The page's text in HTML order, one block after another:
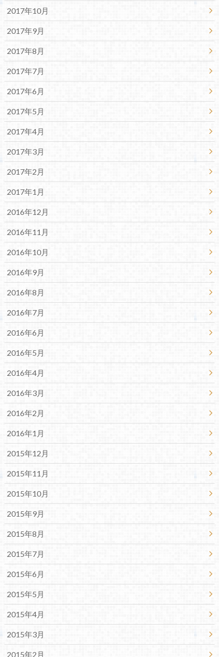
2017年10月
2017年9月
2017年8月
2017年7月
2017年6月
2017年5月
2017年4月
2017年3月
2017年2月
2017年1月
2016年12月
2016年11月
2016年10月
2016年9月
2016年8月
2016年7月
2016年6月
2016年5月
2016年4月
2016年3月
2016年2月
2016年1月
2015年12月
2015年11月
2015年10月
2015年9月
2015年8月
2015年7月
2015年6月
2015年5月
2015年4月
2015年3月
2015年2月